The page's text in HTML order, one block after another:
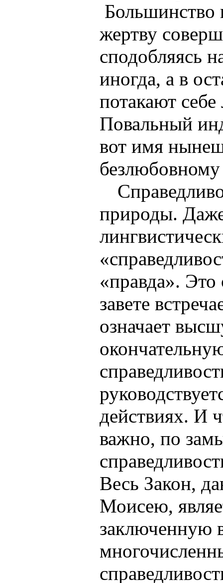
Большинство
жертву
сподобляясь
иногда, а в
потакают
Повальный
вот имя
природы.
«правда».
завете
означает
действиях. И
важно, по
Весь Закон,
Моисею,
заключенную